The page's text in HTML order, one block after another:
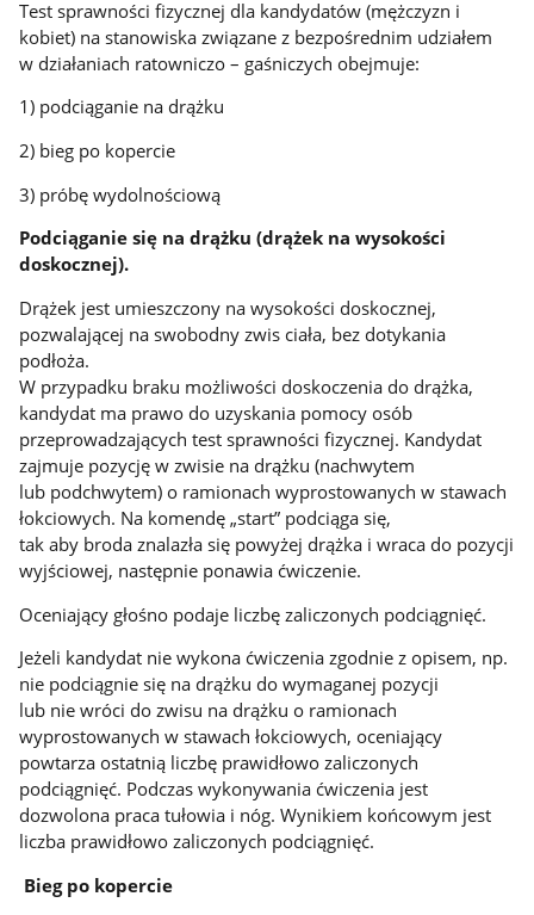
Test sprawności fizycznej dla kandydatów (mężczyzn i
kobiet) na stanowiska związane z bezpośrednim udziałem
w działaniach ratowniczo – gaśniczych obejmuje:
1) podciąganie na drążku
2) bieg po kopercie
3) próbę wydolnościową
Podciąganie się na drążku (drążek na wysokości
doskocznej).
Drążek jest umieszczony na wysokości doskocznej,
pozwalającej na swobodny zwis ciała, bez dotykania
podłoża.
W przypadku braku możliwości doskoczenia do drążka,
kandydat ma prawo do uzyskania pomocy osób
przeprowadzających test sprawności fizycznej. Kandydat
zajmuje pozycję w zwisie na drążku (nachwytem
lub podchwytem) o ramionach wyprostowanych w stawach
łokciowych. Na komendę „start” podciąga się,
tak aby broda znalazła się powyżej drążka i wraca do pozycji
wyjściowej, następnie ponawia ćwiczenie.
Oceniający głośno podaje liczbę zaliczonych podciągnięć.
Jeżeli kandydat nie wykona ćwiczenia zgodnie z opisem, np.
nie podciągnie się na drążku do wymaganej pozycji
lub nie wróci do zwisu na drążku o ramionach
wyprostowanych w stawach łokciowych, oceniający
powtarza ostatnią liczbę prawidłowo zaliczonych
podciągnięć. Podczas wykonywania ćwiczenia jest
dozwolona praca tułowia i nóg. Wynikiem końcowym jest
liczba prawidłowo zaliczonych podciągnięć.
Bieg po kopercie